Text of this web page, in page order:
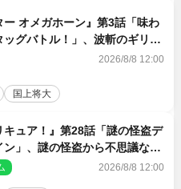
ー オメガホーン』第3話「味わ
ッグバトル！」、波斬のギリコ
トルを挑んできた！2026/8/8 12:00
国上将大
キュア！』第28話「謎の怪盗デ
ン」、謎の怪盗から不思議な予
2026/8/8 12:00